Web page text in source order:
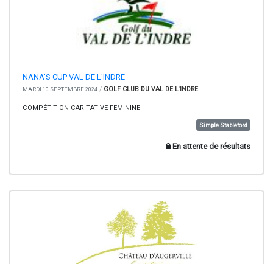
NANA'S CUP VAL DE L'INDRE
MARDI 10 SEPTEMBRE 2024 / GOLF CLUB DU VAL DE L'INDRE
COMPÉTITION CARITATIVE FEMININE
Simple Stableford
En attente de résultats